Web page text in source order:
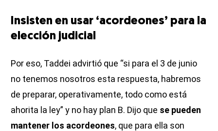
Insisten en usar ‘acordeones’ para la
elección judicial
Por eso, Taddei advirtió que “si para el 3 de junio
no tenemos nosotros esta respuesta, habremos
de preparar, operativamente, todo como está
ahorita la ley” y no hay plan B. Dijo que se pueden
mantener los acordeones, que para ella son